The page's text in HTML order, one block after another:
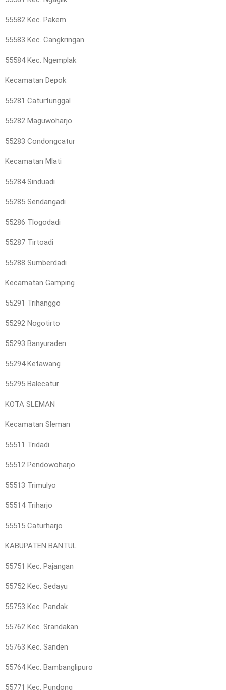
55582 Kec. Pakem
55583 Kec. Cangkringan
55584 Kec. Ngemplak
Kecamatan Depok
55281 Caturtunggal
55282 Maguwoharjo
55283 Condongcatur
Kecamatan Mlati
55284 Sinduadi
55285 Sendangadi
55286 Tlogodadi
55287 Tirtoadi
55288 Sumberdadi
Kecamatan Gamping
55291 Trihanggo
55292 Nogotirto
55293 Banyuraden
55294 Ketawang
55295 Balecatur
KOTA SLEMAN
Kecamatan Sleman
55511 Tridadi
55512 Pendowoharjo
55513 Trimulyo
55514 Triharjo
55515 Caturharjo
KABUPATEN BANTUL
55751 Kec. Pajangan
55752 Kec. Sedayu
55753 Kec. Pandak
55762 Kec. Srandakan
55763 Kec. Sanden
55764 Kec. Bambanglipuro
55771 Kec. Pundong